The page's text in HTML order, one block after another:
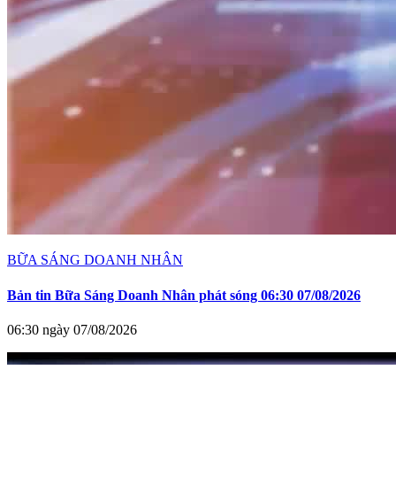
BỮA SÁNG DOANH NHÂN
Bản tin Bữa Sáng Doanh Nhân phát sóng 06:30 07/08/2026
06:30 ngày 07/08/2026